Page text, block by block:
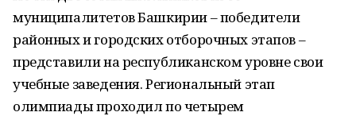
муниципалитетов Башкирии – победители
районных и городских отборочных этапов –
представили на республиканском уровне свои
учебные заведения. Региональный этап
олимпиады проходил по четырем